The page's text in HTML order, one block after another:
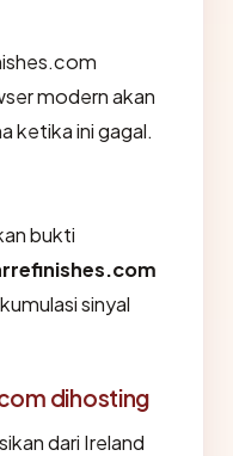
modern akan
ketika ini gagal.
bukti
sinyal
dihosting
dari Ireland